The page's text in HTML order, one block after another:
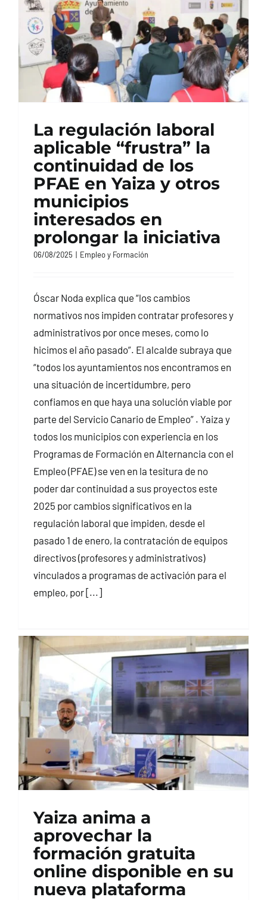
La regulación laboral
aplicable “frustra” la
continuidad de los
PFAE en Yaiza y otros
municipios
interesados en
prolongar la iniciativa
06/08/2025 | Empleo y Formación
Óscar Noda explica que “los cambios
normativos nos impiden contratar profesores y
administrativos por once meses, como lo
hicimos el año pasado”. El alcalde subraya que
“todos los ayuntamientos nos encontramos en
una situación de incertidumbre, pero
confiamos en que haya una solución viable por
parte del Servicio Canario de Empleo” . Yaiza y
todos los municipios con experiencia en los
Programas de Formación en Alternancia con el
Empleo (PFAE) se ven en la tesitura de no
poder dar continuidad a sus proyectos este
2025 por cambios significativos en la
regulación laboral que impiden, desde el
pasado 1 de enero, la contratación de equipos
directivos (profesores y administrativos)
vinculados a programas de activación para el
empleo, por [...]
Yaiza anima a
aprovechar la
formación gratuita
online disponible en su
nueva plataforma